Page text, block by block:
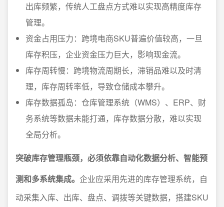
出库频繁，传统人工盘点方式难以实现高精度库存
管理。
资金占用压力：跨境电商SKU普遍价值较高，一旦
库存积压，企业资金压力巨大，影响现金流。
库存周转慢：跨境物流周期长，滞销品难以及时清
理，库存周转率低，导致仓储成本攀升。
库存数据孤岛：仓库管理系统（WMS）、ERP、财
务系统等数据未能打通，库存数据分散，难以实现
全局分析。
突破库存管理瓶颈，必须依靠自动化数据分析、智能预
测和多系统集成。 企业应采用先进的库存管理系统，自
动采集入库、出库、盘点、调拨等关键数据，搭建SKU